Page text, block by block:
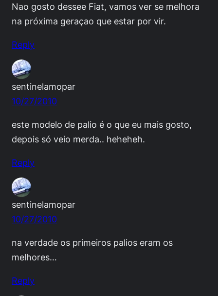
Nao gosto dessee Fiat, vamos ver se melhora
na próxima geraçao que estar por vir.
Reply
sentinelamopar
10/27/2010
este modelo de palio é o que eu mais gosto,
depois só veio merda.. heheheh.
Reply
sentinelamopar
10/27/2010
na verdade os primeiros palios eram os
melhores…
Reply